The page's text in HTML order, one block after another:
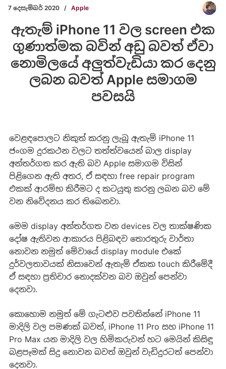
7 දෙසැම්බර් 2020 / Apple
ඇතැම් iPhone 11 වල screen එක
ගුණාත්මක බවින් අඩු බවත් ඒවා
නොමිලයේ අලුත්වැඩියා කර දෙනු
ලබන බවත් Apple සමාගම
පවසයි
වෙළඳපොලට නිකුත් කරනු ලැබූ ඇතැම් iPhone 11
ජංගම දුරකථන වලට තත්ත්වයෙන් බාල display
අන්තර්ගත කර ඇති බව Apple සමාගම විසින්
පිළිගෙන ඇති අතර, ඒ සඳහා free repair program
එකක් ආරම්භ කිරීමට ද කටයුතු කරනු ලබන බව මේ
වන නිවේදනය කර තිබෙනවා.
මෙම display අන්තර්ගත වන devices වල තාක්ෂණික
දෝෂ ඇතිවන ආකාරය පිළිබඳව තොරතුරු වාර්තා
නොවන නමුත් මේවායේ display module එකේ
දුර්වලතාවයක් නිසාවෙන් ඇතැම් ඒකක touch කිරීමේදී
ඒ සඳහා ප්‍රතිචාර නොදක්වන බව ඔවුන් පෙන්වා
දෙනවා.
කොහොම නමුත් මේ ගැටළුව පවතින්නේ iPhone 11
මාදිලි වල පමණක් බවත්, iPhone 11 Pro සහ iPhone 11
Pro Max යන මාදිලි වල හිමිකරුවන් හට මෙයින් කිසිඳු
බළපෑමක් සිදු නොවන බවත් ඔවුන් වැඩිදුරටත් පෙන්වා
දෙනවා.